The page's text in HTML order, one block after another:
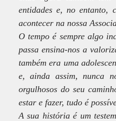
entidades e, no entanto,
acontecer na nossa
O tempo é sempre algo
passa ensina-nos a
também era uma
e, ainda assim, nunca
orgulhosos do seu
estar e fazer, tudo é
A sua história é um